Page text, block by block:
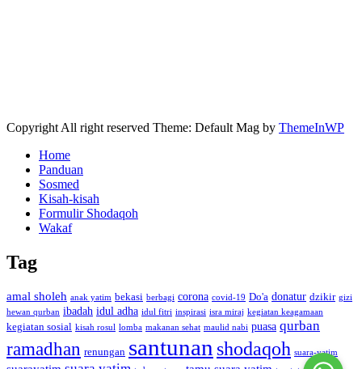
Copyright All right reserved Theme: Default Mag by ThemeInWP
Home
Panduan
Sosmed
Kisah-kisah
Formulir Shodaqoh
Wakaf
Tag
amal sholeh anak yatim bekasi berbagi corona covid-19 Do'a donatur dzikir gizi
hewan qurban ibadah idul adha idul fitri inspirasi isra miraj kegiatan keagamaan
kegiatan sosial kisah rosul lomba makanan sehat maulid nabi puasa qurban
ramadhan renungan santunan shodaqoh suara-yatim